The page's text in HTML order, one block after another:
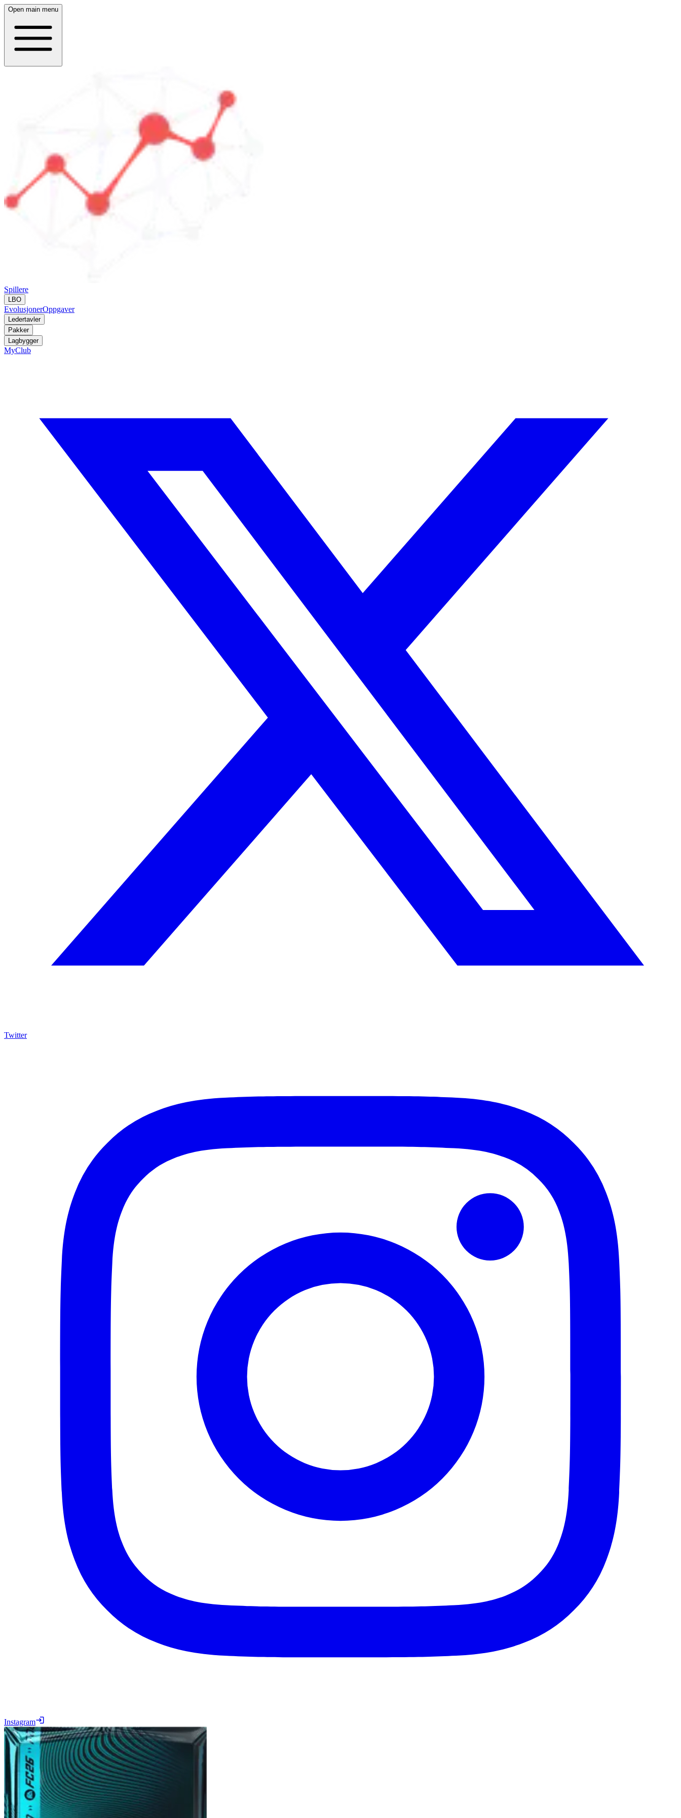
Open main menu
Spillere
LBO
EvolusjonerOppgaver
Ledertavler
Pakker
Lagbygger
MyClub
Twitter
Instagram